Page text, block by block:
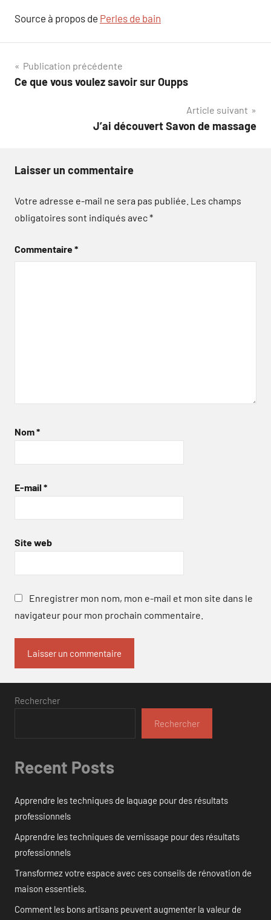
Source à propos de Perles de bain
Navigation
de
Publication précédente
Ce que vous voulez savoir sur Oupps
Article suivant
J’ai découvert Savon de massage
Laisser un commentaire
Votre adresse e-mail ne sera pas publiée. Les champs
obligatoires sont indiqués avec*
Commentaire*
Nom*
E-mail *
Site web
Enregistrer mon nom, mon e-mail et mon site dans le
navigateur pour mon prochain commentaire.
Rechercher
Rechercher
Recent Posts
Apprendre les techniques de laquage pour des résultats
professionnels
Apprendre les techniques de vernissage pour des résultats
professionnels
Transformez votre espace avec ces conseils de rénovation de
maison essentiels.
Comment les bons artisans peuvent augmenter la valeur de